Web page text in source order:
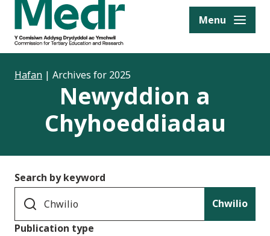
content Menu
Hafan | Archives for 2025
Newyddion a
Chyhoeddiadau
Search by keyword
Chwilio
Publication type